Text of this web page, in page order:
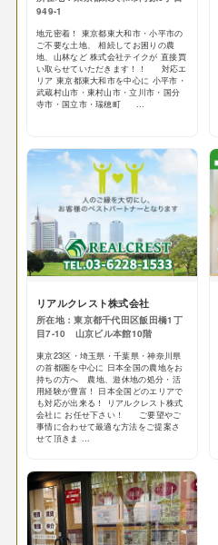
949-1
地元密着！ 東京都東大和市・小平市の
ご不要な土地、 相続してお困りの農
地、山林など 株式会社テイクが 直接買
い取らせていただきます！！ 対応エ
リア 東京都東大和市を中心に 小平市・
武蔵村山市・東村山市・立川市・国分
寺市・国立市・瑞穂町 ...
リアルクレスト株式会社
所在地：東京都千代田区飯田橋1丁
目7-10 山京ビル本館10階
東京23区・埼玉県・千葉県・神奈川県
の首都圏を中心に 日本全国の農地をお
持ちの方へ 農地、遊休地の処分・活
用経験が豊富！ 日本全国どのエリアで
も対応が出来る！ リアルクレスト株式
会社に お任せ下さい！ ご要望やご
事情に合わせて最適な方法をご提案さ
せて頂きま ...